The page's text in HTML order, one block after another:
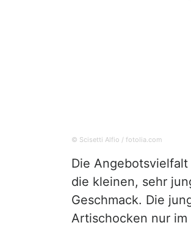
© Scisetti Alfio / fotolia.com
Die
die kleinen, sehr
Geschmack. Die
Artischocken nur